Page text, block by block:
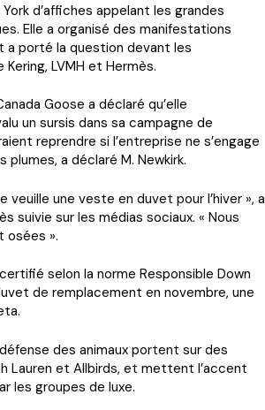
d’affiches appelant les grandes
Elle a organisé des manifestations
a porté la question devant les
LVMH et Hermès.
Goose a déclaré qu’elle
un sursis dans sa campagne de
reprendre si l’entreprise ne s’engage
a déclaré M. Newkirk.
une veste en duvet pour l’hiver », a
suivie sur les médias sociaux. « Nous
».
selon la norme Responsible Down
de remplacement en novembre, une
des animaux portent sur des
Lauren et Allbirds, et mettent l’accent
les groupes de luxe.